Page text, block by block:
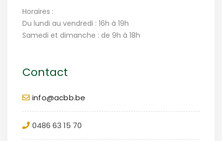
Horaires :
Du lundi au vendredi : 16h à 19h
Samedi et dimanche : de 9h à 18h
Contact
info@acbb.be
0486 63 15 70